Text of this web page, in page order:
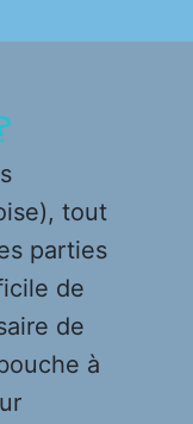
tout
parties
de
de
à